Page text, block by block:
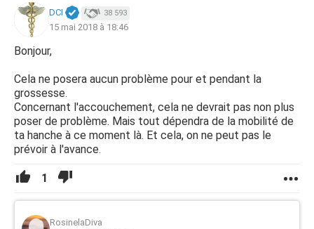
DCI 38 593
15 mai 2018 à 18:46
Bonjour,
Cela ne posera aucun problème pour et pendant la
grossesse.
Concernant l'accouchement, cela ne devrait pas non plus
poser de problème. Mais tout dépendra de la mobilité de
ta hanche à ce moment là. Et cela, on ne peut pas le
prévoir à l'avance.
1
RosinelaDiva